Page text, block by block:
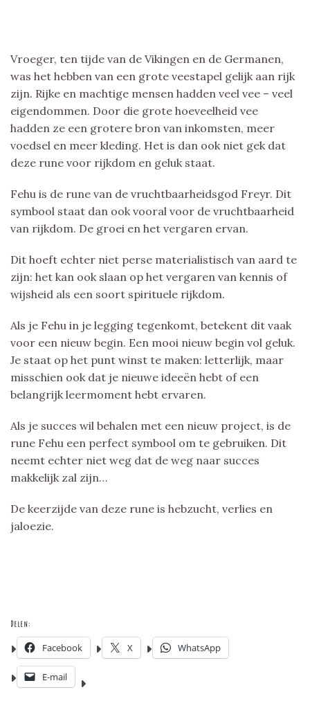
Vroeger, ten tijde van de Vikingen en de Germanen,
was het hebben van een grote veestapel gelijk aan rijk
zijn. Rijke en machtige mensen hadden veel vee – veel
eigendommen. Door die grote hoeveelheid vee
hadden ze een grotere bron van inkomsten, meer
voedsel en meer kleding. Het is dan ook niet gek dat
deze rune voor rijkdom en geluk staat.
Fehu is de rune van de vruchtbaarheidsgod Freyr. Dit
symbool staat dan ook vooral voor de vruchtbaarheid
van rijkdom. De groei en het vergaren ervan.
Dit hoeft echter niet perse materialistisch van aard te
zijn: het kan ook slaan op het vergaren van kennis of
wijsheid als een soort spirituele rijkdom.
Als je Fehu in je legging tegenkomt, betekent dit vaak
voor een nieuw begin. Een mooi nieuw begin vol geluk.
Je staat op het punt winst te maken: letterlijk, maar
misschien ook dat je nieuwe ideeën hebt of een
belangrijk leermoment hebt ervaren.
Als je succes wil behalen met een nieuw project, is de
rune Fehu een perfect symbool om te gebruiken. Dit
neemt echter niet weg dat de weg naar succes
makkelijk zal zijn…
De keerzijde van deze rune is hebzucht, verlies en
jaloezie.
Delen:
Facebook X WhatsApp
E-mail